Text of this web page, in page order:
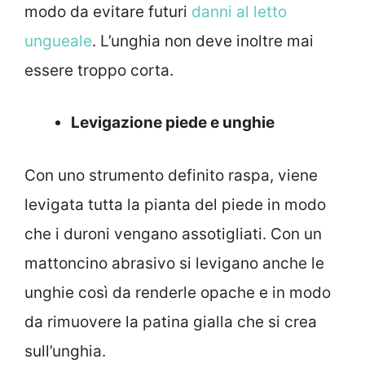
modo da evitare futuri danni al letto
ungueale. L’unghia non deve inoltre mai
essere troppo corta.
Levigazione piede e unghie
Con uno strumento definito raspa, viene
levigata tutta la pianta del piede in modo
che i duroni vengano assotigliati. Con un
mattoncino abrasivo si levigano anche le
unghie così da renderle opache e in modo
da rimuovere la patina gialla che si crea
sull’unghia.